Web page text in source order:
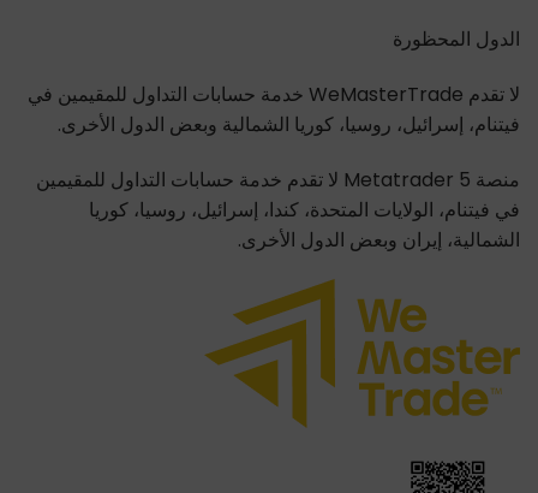
الدول المحظورة
لا تقدم WeMasterTrade خدمة حسابات التداول للمقيمين في
فيتنام، إسرائيل، روسيا، كوريا الشمالية وبعض الدول الأخرى.
منصة Metatrader 5 لا تقدم خدمة حسابات التداول للمقيمين
في فيتنام، الولايات المتحدة، كندا، إسرائيل، روسيا، كوريا
الشمالية، إيران وبعض الدول الأخرى.